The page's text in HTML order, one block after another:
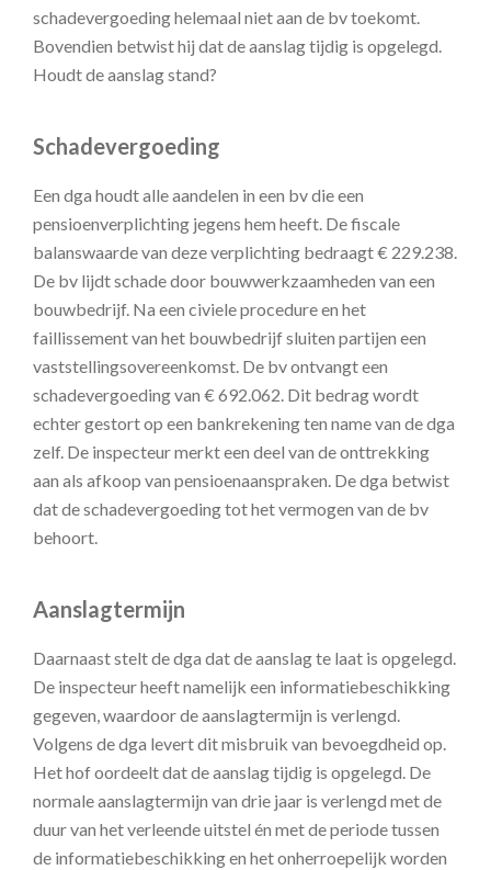
schadevergoeding helemaal niet aan de bv toekomt.
Bovendien betwist hij dat de aanslag tijdig is opgelegd.
Houdt de aanslag stand?
Schadevergoeding
Een dga houdt alle aandelen in een bv die een
pensioenverplichting jegens hem heeft. De fiscale
balanswaarde van deze verplichting bedraagt € 229.238.
De bv lijdt schade door bouwwerkzaamheden van een
bouwbedrijf. Na een civiele procedure en het
faillissement van het bouwbedrijf sluiten partijen een
vaststellingsovereenkomst. De bv ontvangt een
schadevergoeding van € 692.062. Dit bedrag wordt
echter gestort op een bankrekening ten name van de dga
zelf. De inspecteur merkt een deel van de onttrekking
aan als afkoop van pensioenaanspraken. De dga betwist
dat de schadevergoeding tot het vermogen van de bv
behoort.
Aanslagtermijn
Daarnaast stelt de dga dat de aanslag te laat is opgelegd.
De inspecteur heeft namelijk een informatiebeschikking
gegeven, waardoor de aanslagtermijn is verlengd.
Volgens de dga levert dit misbruik van bevoegdheid op.
Het hof oordeelt dat de aanslag tijdig is opgelegd. De
normale aanslagtermijn van drie jaar is verlengd met de
duur van het verleende uitstel én met de periode tussen
de informatiebeschikking en het onherroepelijk worden